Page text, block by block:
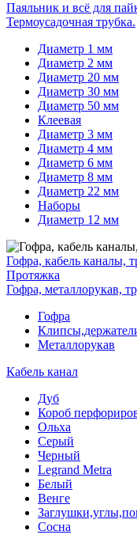
Паяльник и всё для
Термоусадочная трубка.
Диаметр 1 мм
Диаметр 2 мм
Диаметр 20 мм
Диаметр 30 мм
Диаметр 50 мм
Клеевая
Диаметр 3 мм
Диаметр 4 мм
Диаметр 6 мм
Диаметр 8 мм
Диаметр 22 мм
Наборы
Диаметр 12 мм
Гофра, кабель каналы,
Протяжка
Гофра, металлорукав,
Гофра
Металлорукав
Кабель канал
Дуб
Короб
Ольха
Серый
Черный
Legrand Metra
Белый
Венге
Сосна